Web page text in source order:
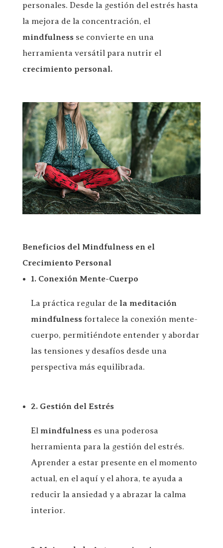
personales. Desde la gestión del estrés hasta
la mejora de la concentración, el
mindfulnessse convierte en una
herramienta versátil para nutrir el
crecimiento personal.
Beneficios del Mindfulness en el
Crecimiento Personal
1. Conexión Mente-Cuerpo
La práctica regular de la meditación
mindfulnessfortalece la conexión mente-
cuerpo, permitiéndote entender y abordar
las tensiones y desafíos desde una
perspectiva más equilibrada.
2. Gestión del Estrés
El mindfulnesses una poderosa
herramienta para la gestión del estrés.
Aprender a estar presente en el momento
actual, en el aquí y el ahora, te ayuda a
reducir la ansiedad y a abrazar la calma
interior.